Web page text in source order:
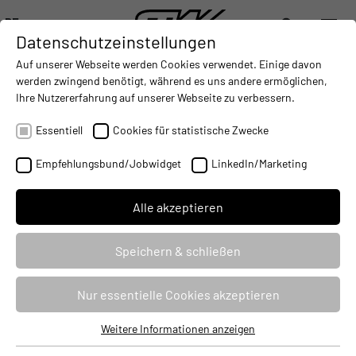
DE
DEUTSCH (DE)
ENGLISH (EN)
中文 (ZH)
DIGITALISIERUNG - CONNECTING THE WORLD OF MOBILE MACHINES
AUTOMATISIERUNG - IMPROVING MOBILE MACHINES
INTEGRATION
VERANSTALTUNGEN UND
MESSETERMINE
Datenschutzeinstellungen
Auf unserer Webseite werden Cookies verwendet. Einige davon
werden zwingend benötigt, während es uns andere ermöglichen,
Ihre Nutzererfahrung auf unserer Webseite zu verbessern.
Essentiell Cookies für statistische Zwecke
Empfehlungsbund/Jobwidget LinkedIn/Marketing
Alle akzeptieren
Speichern & schließen
Nur essentielle Cookies akzeptieren
Weitere Informationen anzeigen